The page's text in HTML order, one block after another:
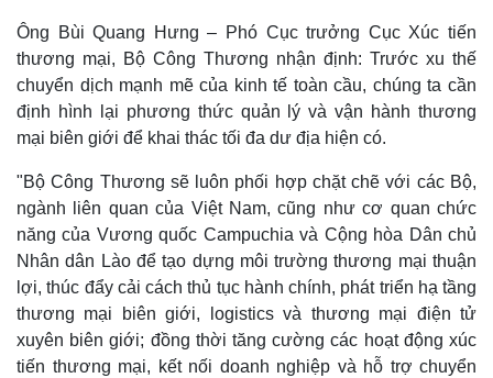
Ông Bùi Quang Hưng – Phó Cục trưởng Cục Xúc tiến
thương mại, Bộ Công Thương nhận định: Trước xu thế
chuyển dịch mạnh mẽ của kinh tế toàn cầu, chúng ta cần
định hình lại phương thức quản lý và vận hành thương
mại biên giới để khai thác tối đa dư địa hiện có.
"Bộ Công Thương sẽ luôn phối hợp chặt chẽ với các Bộ,
ngành liên quan của Việt Nam, cũng như cơ quan chức
năng của Vương quốc Campuchia và Cộng hòa Dân chủ
Nhân dân Lào để tạo dựng môi trường thương mại thuận
lợi, thúc đẩy cải cách thủ tục hành chính, phát triển hạ tầng
thương mại biên giới, logistics và thương mại điện tử
xuyên biên giới; đồng thời tăng cường các hoạt động xúc
tiến thương mại, kết nối doanh nghiệp và hỗ trợ chuyển